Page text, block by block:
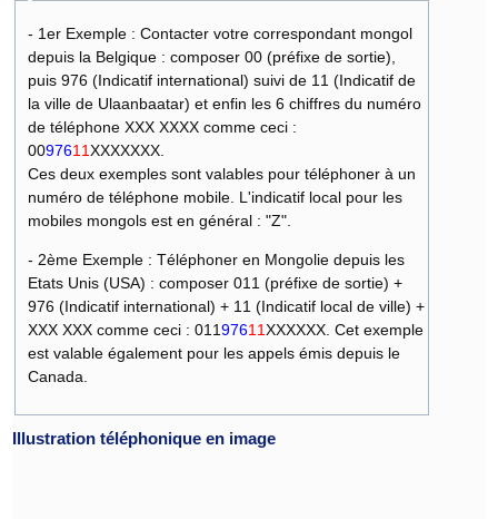
- 1er Exemple : Contacter votre correspondant mongol
depuis la Belgique : composer 00 (préfixe de sortie),
puis 976 (Indicatif international) suivi de 11 (Indicatif de
la ville de Ulaanbaatar) et enfin les 6 chiffres du numéro
de téléphone XXX XXXX comme ceci :
0097611XXXXXXX.
Ces deux exemples sont valables pour téléphoner à un
numéro de téléphone mobile. L'indicatif local pour les
mobiles mongols est en général : "Z".
- 2ème Exemple : Téléphoner en Mongolie depuis les
Etats Unis (USA) : composer 011 (préfixe de sortie) +
976 (Indicatif international) + 11 (Indicatif local de ville) +
XXX XXX comme ceci : 01197611XXXXXX. Cet exemple
est valable également pour les appels émis depuis le
Canada.
Illustration téléphonique en image